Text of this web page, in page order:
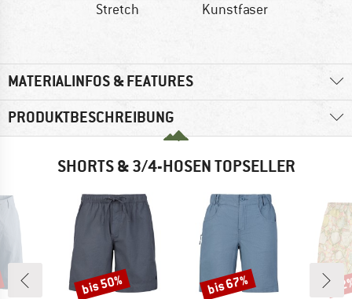
Stretch Kunstfaser
MATERIALINFOS & FEATURES
PRODUKTBESCHREIBUNG
SHORTS & 3/4-HOSEN TOPSELLER
Rabatt
bis 50% Rabatt
bis 67%